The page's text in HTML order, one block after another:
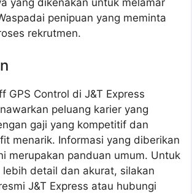
yang dikenakan untuk melamar
penipuan yang meminta
rekrutmen.
GPS Control di J&T Express
peluang karier yang
gaji yang kompetitif dan
menarik. Informasi yang diberikan
merupakan panduan umum. Untuk
lebih detail dan akurat, silakan
J&T Express atau hubungi